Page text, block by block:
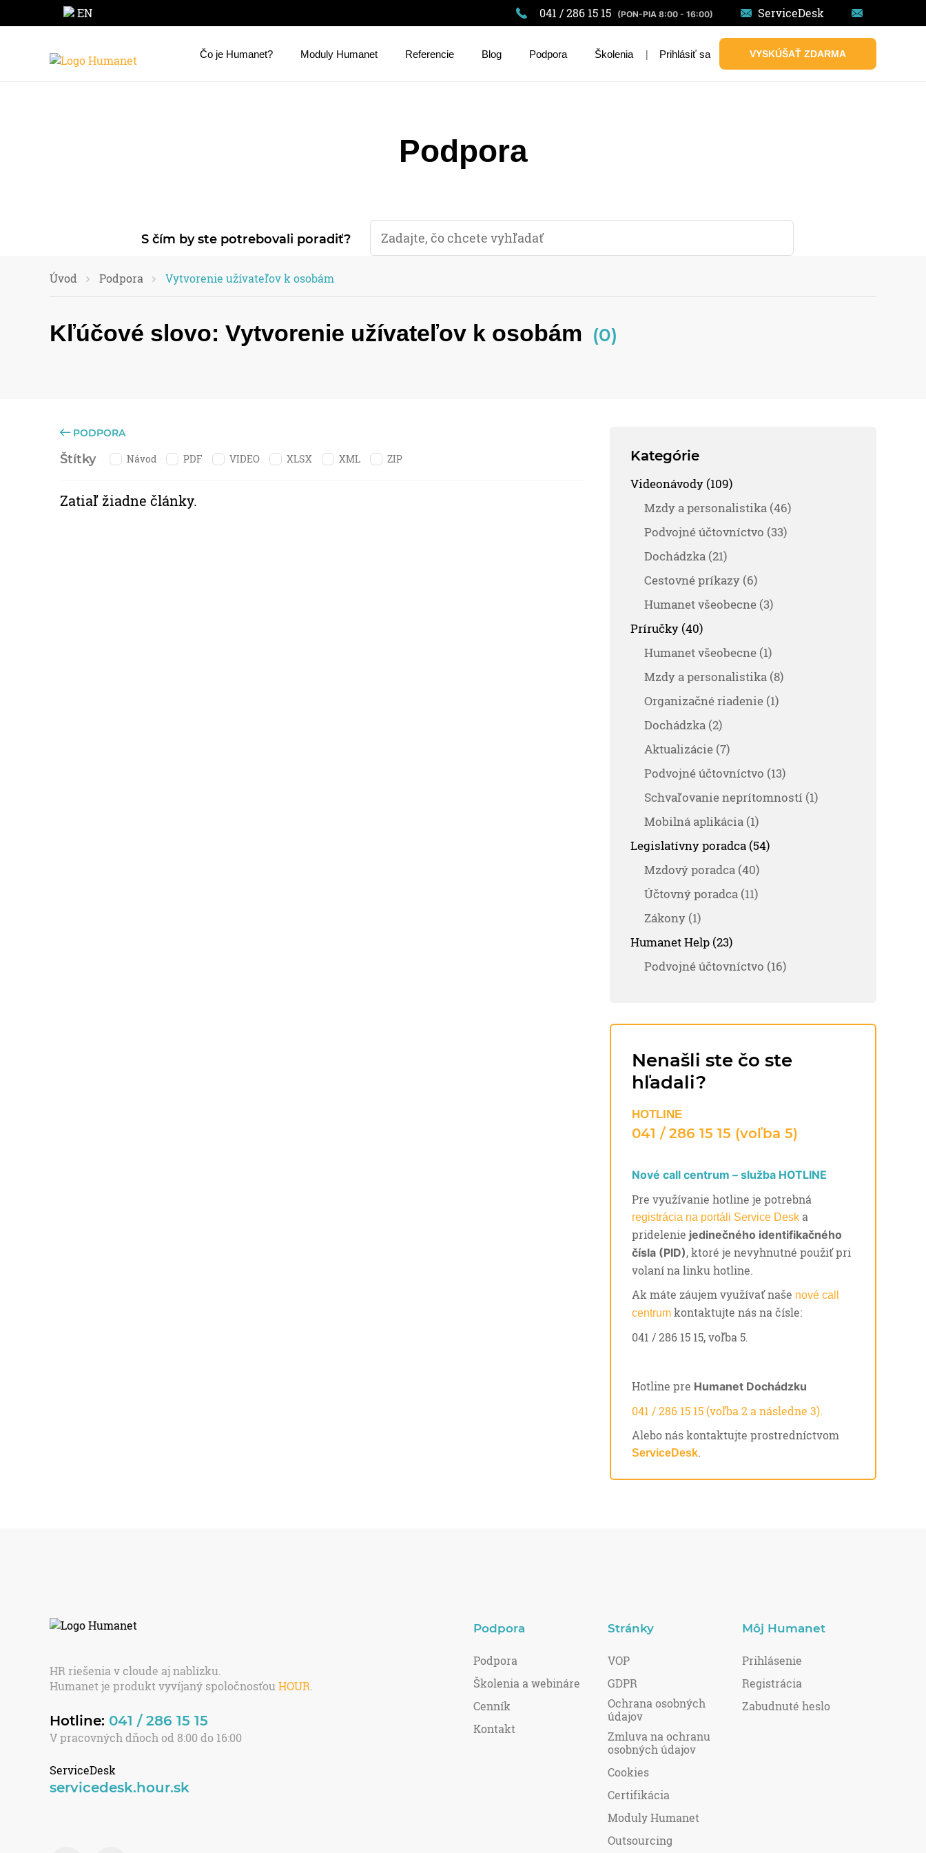
EN 041 / 286 15 15 (PON-PIA 8:00 - 16:00) ServiceDesk
Čo je Humanet? Moduly Humanet Referencie Blog Podpora Školenia | Prihlásiť sa VYSKÚŠAŤ ZDARMA
Podpora
S čím by ste potrebovali poradiť?
Úvod Podpora Vytvorenie užívateľov k osobám
Kľúčové slovo: Vytvorenie užívateľov k osobám (0)
PODPORA
Štítky Návod PDF VIDEO XLSX XML ZIP
Zatiaľ žiadne články.
Kategórie
Videonávody (109)
Mzdy a personalistika (46)
Podvojné účtovníctvo (33)
Dochádzka (21)
Cestovné príkazy (6)
Humanet všeobecne (3)
Príručky (40)
Humanet všeobecne (1)
Mzdy a personalistika (8)
Organizačné riadenie (1)
Dochádzka (2)
Aktualizácie (7)
Podvojné účtovníctvo (13)
Schvaľovanie neprítomností (1)
Mobilná aplikácia (1)
Legislatívny poradca (54)
Mzdový poradca (40)
Účtovný poradca (11)
Zákony (1)
Humanet Help (23)
Podvojné účtovníctvo (16)
Nenašli ste čo ste
hľadali?
HOTLINE
041 / 286 15 15 (voľba 5)
Nové call centrum – služba HOTLINE
Pre využívanie hotline je potrebná
registrácia na portáli Service Desk a
pridelenie jedinečného identifikačného
čísla (PID), ktoré je nevyhnutné použiť pri
volaní na linku hotline.
Ak máte záujem využívať naše nové call
centrum kontaktujte nás na čísle:
041 / 286 15 15, voľba 5.
Hotline pre Humanet Dochádzku
041 / 286 15 15 (voľba 2 a následne 3).
Alebo nás kontaktujte prostredníctvom
ServiceDesk.
HR riešenia v cloude aj nablízku.
Humanet je produkt vyvíjaný spoločnosťou HOUR
Hotline: 041 / 286 15 15
V pracovných dňoch od 8:00 do 16:00
ServiceDesk
servicedesk.hour.sk
Podpora
Podpora
Školenia a webináre
Cenník
Kontakt
Stránky
VOP
GDPR
Ochrana osobných
údajov
Zmluva na ochranu
osobných údajov
Cookies
Certifikácia
Moduly Humanet
Outsourcing
Môj Humanet
Prihlásenie
Registrácia
Zabudnuté heslo